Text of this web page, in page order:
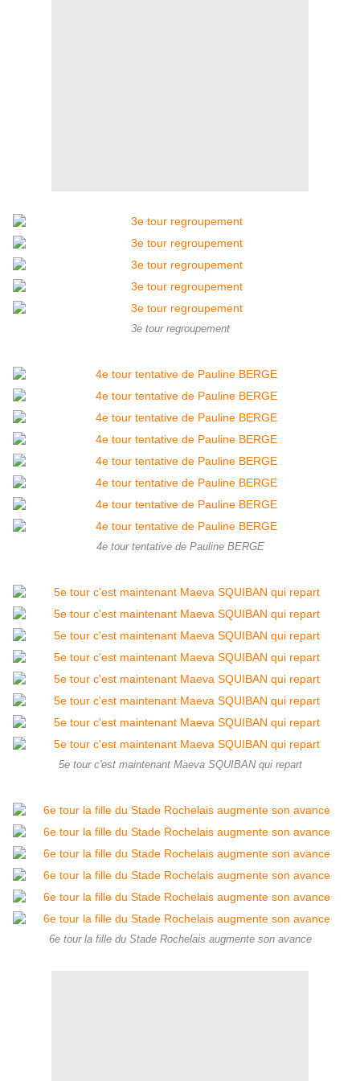
3e tour regroupement
4e tour tentative de Pauline BERGE
5e tour c'est maintenant Maeva SQUIBAN qui repart
6e tour la fille du Stade Rochelais augmente son avance